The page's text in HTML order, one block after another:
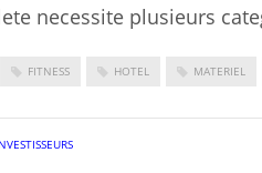
necessite plusieurs
FITNESS HOTEL MATERIEL